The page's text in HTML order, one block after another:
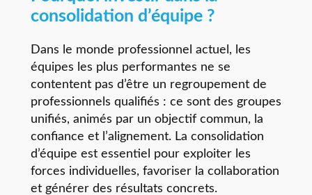
consolidation d’équipe ?
Dans le monde professionnel actuel, les
équipes les plus performantes ne se
contentent pas d’être un regroupement de
professionnels qualifiés : ce sont des groupes
unifiés, animés par un objectif commun, la
confiance et l’alignement. La consolidation
d’équipe est essentiel pour exploiter les
forces individuelles, favoriser la collaboration
et générer des résultats concrets.